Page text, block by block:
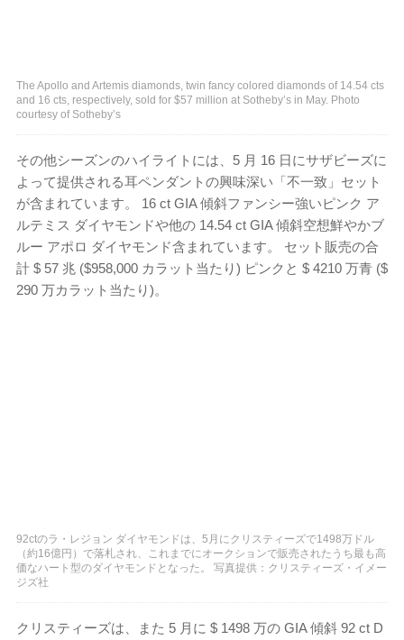
The Apollo and Artemis diamonds, twin fancy colored diamonds of 14.54 cts
and 16 cts, respectively, sold for $57 million at Sotheby’s in May. Photo
courtesy of Sotheby’s
その他シーズンのハイライトには、5 月 16 日にサザビーズに
よって提供される耳ペンダントの興味深い「不一致」セット
が含まれています。 16 ct GIA 傾斜ファンシー強いピンク ア
ルテミス ダイヤモンドや他の 14.54 ct GIA 傾斜空想鮮やかブ
ルー アポロ ダイヤモンド含まれています。 セット販売の合
計 $ 57 兆 ($958,000 カラット当たり) ピンクと $ 4210 万青 ($
290 万カラット当たり)。
92ctのラ・レジョン ダイヤモンドは、5月にクリスティーズで1498万ドル
（約16億円）で落札され、これまでにオークションで販売されたうち最も高
価なハート型のダイヤモンドとなった。 写真提供：クリスティーズ・イメー
ジズ社
クリスティーズは、また 5 月に $ 1498 万の GIA 傾斜 92 ct D